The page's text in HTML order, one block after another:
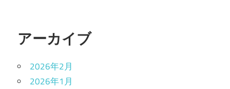
アーカイブ
2026年2月
2026年1月